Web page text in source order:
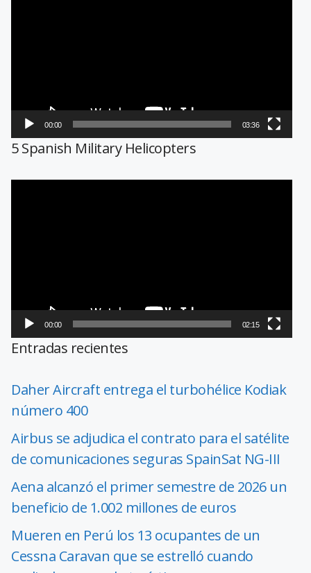
00:00 03:36
5 Spanish Military Helicopters
00:00 02:15
Entradas recientes
Daher Aircraft entrega el turbohélice Kodiak
número 400
Airbus se adjudica el contrato para el satélite
de comunicaciones seguras SpainSat NG-III
Aena alcanzó el primer semestre de 2026 un
beneficio de 1.002 millones de euros
Mueren en Perú los 13 ocupantes de un
Cessna Caravan que se estrelló cuando